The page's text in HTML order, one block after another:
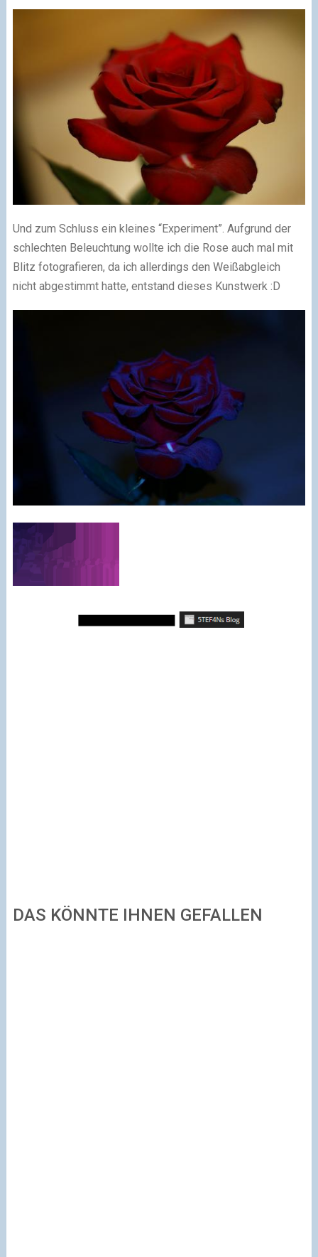
Und zum Schluss ein kleines “Experiment”. Aufgrund der
schlechten Beleuchtung wollte ich die Rose auch mal mit
Blitz fotografieren, da ich allerdings den Weißabgleich
nicht abgestimmt hatte, entstand dieses Kunstwerk :D
DAS KÖNNTE IHNEN GEFALLEN